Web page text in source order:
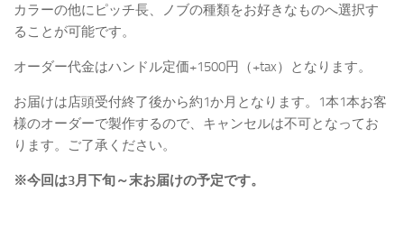
カラーの他にピッチ長、ノブの種類をお好きなものへ選択す
ることが可能です。
オーダー代金はハンドル定価+1500円（+tax）となります。
お届けは店頭受付終了後から約1か月となります。1本1本お客
様のオーダーで製作するので、キャンセルは不可となってお
ります。ご了承ください。
※今回は3月下旬～末お届けの予定です。